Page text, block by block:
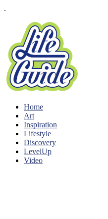
.
Home
Art
Inspiration
Lifestyle
Discovery
LevelUp
Video